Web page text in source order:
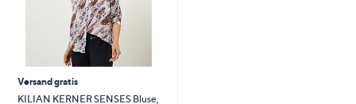
Versand gratis
KILIAN KERNER SENSES Bluse,